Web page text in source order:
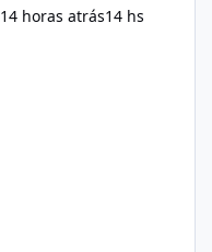
14 horas atrás14 hs